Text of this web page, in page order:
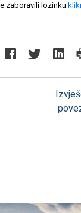
zaboravili lozinku